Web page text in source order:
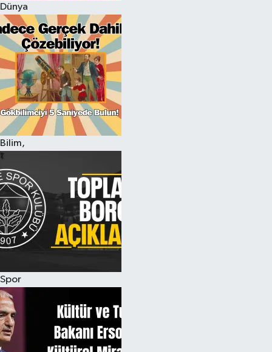
Dünya
Bilim,
Spor